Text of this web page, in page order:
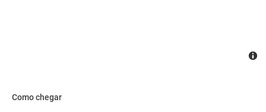
Como chegar